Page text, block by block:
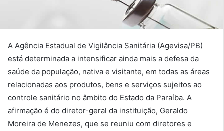
A Agência Estadual de Vigilância Sanitária (Agevisa/PB)
está determinada a intensificar ainda mais a defesa da
saúde da população, nativa e visitante, em todas as áreas
relacionadas aos produtos, bens e serviços sujeitos ao
controle sanitário no âmbito do Estado da Paraíba. A
afirmação é do diretor-geral da instituição, Geraldo
Moreira de Menezes, que se reuniu com diretores e